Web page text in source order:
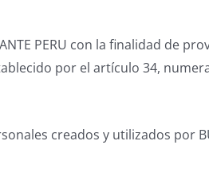
PERU con la finalidad de
por el artículo 34,
creados y utilizados por